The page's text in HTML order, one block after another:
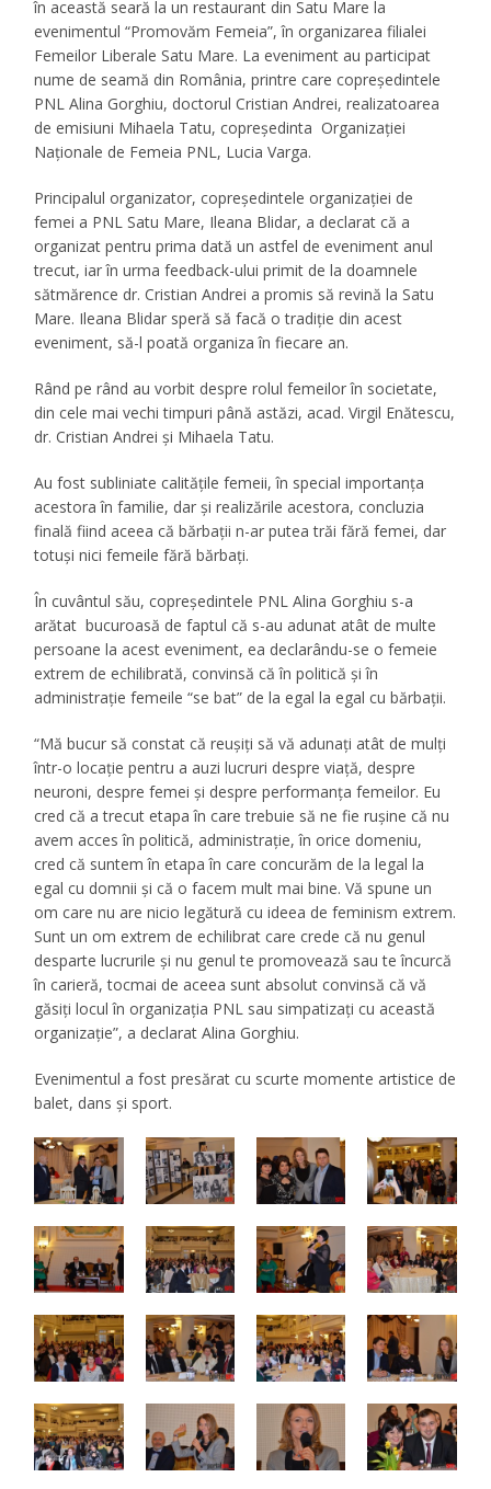
în această seară la un restaurant din Satu Mare la
evenimentul “Promovăm Femeia”, în organizarea filialei
Femeilor Liberale Satu Mare. La eveniment au participat
nume de seamă din România, printre care copreşedintele
PNL Alina Gorghiu, doctorul Cristian Andrei, realizatoarea
de emisiuni Mihaela Tatu, copreşedinta Organizaţiei
Naţionale de Femeia PNL, Lucia Varga.
Principalul organizator, copreşedintele organizaţiei de
femei a PNL Satu Mare, Ileana Blidar, a declarat că a
organizat pentru prima dată un astfel de eveniment anul
trecut, iar în urma feedback-ului primit de la doamnele
sătmărence dr. Cristian Andrei a promis să revină la Satu
Mare. Ileana Blidar speră să facă o tradiţie din acest
eveniment, să-l poată organiza în fiecare an.
Rând pe rând au vorbit despre rolul femeilor în societate,
din cele mai vechi timpuri până astăzi, acad. Virgil Enătescu,
dr. Cristian Andrei şi Mihaela Tatu.
Au fost subliniate calităţile femeii, în special importanţa
acestora în familie, dar şi realizările acestora, concluzia
finală fiind aceea că bărbaţii n-ar putea trăi fără femei, dar
totuși nici femeile fără bărbaţi.
În cuvântul său, copreședintele PNL Alina Gorghiu s-a
arătat bucuroasă de faptul că s-au adunat atât de multe
persoane la acest eveniment, ea declarându-se o femeie
extrem de echilibrată, convinsă că în politică şi în
administraţie femeile “se bat” de la egal la egal cu bărbaţii.
“Mă bucur să constat că reuşiţi să vă adunaţi atât de mulţi
într-o locaţie pentru a auzi lucruri despre viaţă, despre
neuroni, despre femei şi despre performanţa femeilor. Eu
cred că a trecut etapa în care trebuie să ne fie ruşine că nu
avem acces în politică, administraţie, în orice domeniu,
cred că suntem în etapa în care concurăm de la legal la
egal cu domnii şi că o facem mult mai bine. Vă spune un
om care nu are nicio legătură cu ideea de feminism extrem.
Sunt un om extrem de echilibrat care crede că nu genul
desparte lucrurile şi nu genul te promovează sau te încurcă
în carieră, tocmai de aceea sunt absolut convinsă că vă
găsiţi locul în organizaţia PNL sau simpatizaţi cu această
organizaţie”, a declarat Alina Gorghiu.
Evenimentul a fost presărat cu scurte momente artistice de
balet, dans și sport.